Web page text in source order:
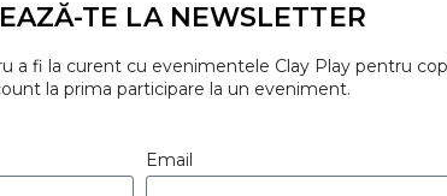
TE LA NEWSLETTER
a fi la curent cu evenimentele Clay Play pentru
la prima participare la un eveniment.
Email